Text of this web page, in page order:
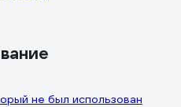
не был использован